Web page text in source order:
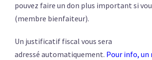
pouvez faire un don plus important si
(membre bienfaiteur).
Un justificatif fiscal vous sera
adressé automatiquement. Pour info,